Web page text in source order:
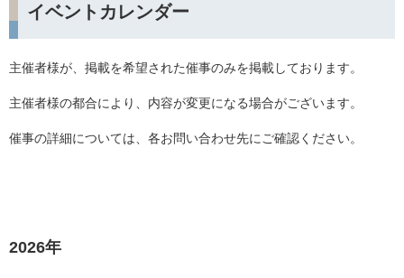
イベントカレンダー
主催者様が、掲載を希望された催事のみを掲載しております。
主催者様の都合により、内容が変更になる場合がございます。
催事の詳細については、各お問い合わせ先にご確認ください。
2026年